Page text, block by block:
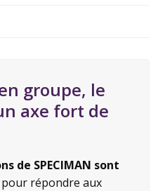
groupe, le
axe fort de
de SPECIMAN sont
pour répondre aux